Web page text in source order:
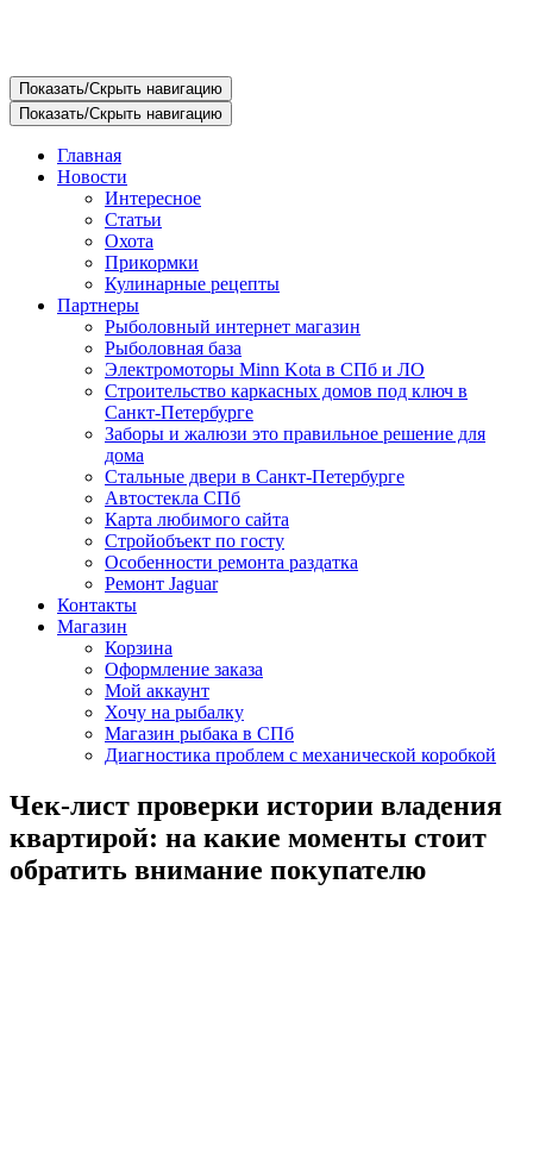
Показать/Скрыть навигацию
Показать/Скрыть навигацию
Главная
Новости
Интересное
Статьи
Охота
Прикормки
Кулинарные рецепты
Партнеры
Рыболовный интернет магазин
Рыболовная база
Электромоторы Minn Kota в СПб и ЛО
Строительство каркасных домов под ключ в
Санкт-Петербурге
Заборы и жалюзи это правильное решение для
дома
Стальные двери в Санкт-Петербурге
Автостекла СПб
Карта любимого сайта
Стройобъект по госту
Особенности ремонта раздатка
Ремонт Jaguar
Контакты
Магазин
Корзина
Оформление заказа
Мой аккаунт
Хочу на рыбалку
Магазин рыбака в СПб
Диагностика проблем с механической коробкой
Чек-лист проверки истории владения
квартирой: на какие моменты стоит
обратить внимание покупателю